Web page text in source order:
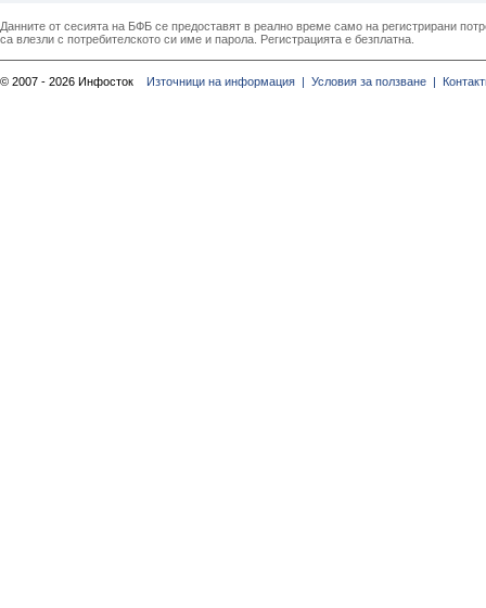
Данните от сесията на БФБ се предоставят в реално време само на регистрирани
са влезли с потребителското си име и парола. Регистрацията е безплатна.
© 2007 - 2026 Инфосток Източници на информация | Условия за ползване |